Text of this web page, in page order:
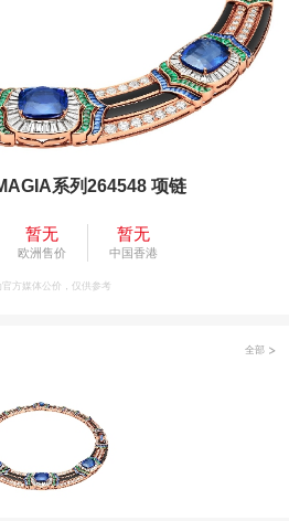
系列264548 项链
暂无
欧洲售价
暂无
中国香港
官方媒体公价，仅供参考
全部